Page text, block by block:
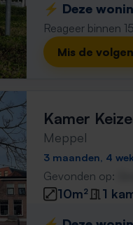
⚡️ Deze
Reageer binnen
Mis de
Kamer
Meppel
3 maanden, 4
Gevonden op:
10m²
1